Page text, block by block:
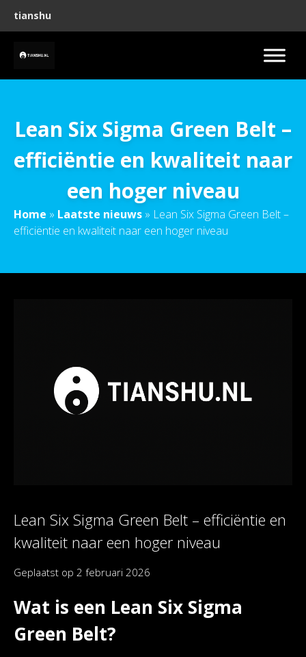
tianshu
Lean Six Sigma Green Belt –
efficiëntie en kwaliteit naar
een hoger niveau
Home » Laatste nieuws » Lean Six Sigma Green Belt –
efficiëntie en kwaliteit naar een hoger niveau
Lean Six Sigma Green Belt – efficiëntie en
kwaliteit naar een hoger niveau
Geplaatst op 2 februari 2026
Wat is een Lean Six Sigma
Green Belt?